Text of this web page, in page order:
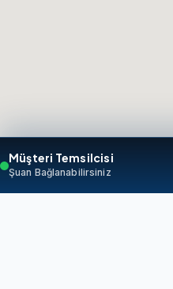
Müşteri Temsilcisi
Şuan Bağlanabilirsiniz